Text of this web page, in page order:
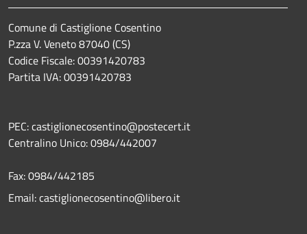
Comune di Castiglione Cosentino
P.zza V. Veneto 87040 (CS)
Codice Fiscale: 00391420783
Partita IVA: 00391420783
PEC: castiglionecosentino@postecert.it
Centralino Unico: 0984/442007
Fax: 0984/442185
Email: castiglionecosentino@libero.it